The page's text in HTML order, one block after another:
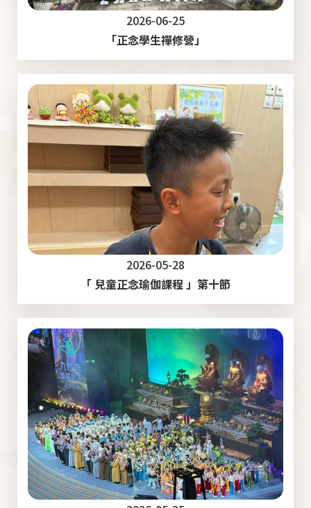
2026-06-25
「正念學生禪修營」
2026-05-28
「 兒童正念瑜伽課程 」第十節